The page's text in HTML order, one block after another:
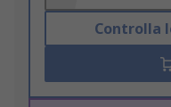
Controlla